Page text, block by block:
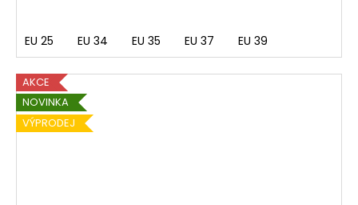
EU 25 EU 34 EU 35 EU 37 EU 39
AKCE
NOVINKA
VÝPRODEJ